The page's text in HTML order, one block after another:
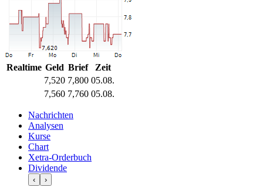
Realtime Geld Brief
Zeit
7,520 7,800 05.08.
7,560 7,760 05.08.
Nachrichten
Analysen
Kurse
Chart
Xetra-Orderbuch
Dividende
‹ ›